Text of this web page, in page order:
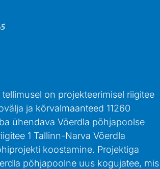
on projekteerimisel riigitee
ja kõrvalmaanteed 11260
ühendava Võerdla põhjapoolse
1 Tallinn-Narva Võerdla
koostamine. Projektiga
põhjapoolne uus kogujatee, mis